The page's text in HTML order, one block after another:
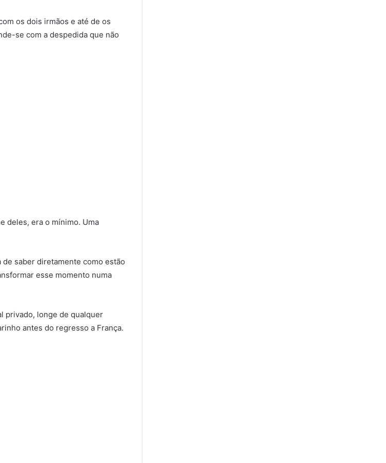
os dois irmãos e até de os
se com a despedida que não
deles, era o mínimo. Uma
saber diretamente como estão
esse momento numa
privado, longe de qualquer
antes do regresso a França.